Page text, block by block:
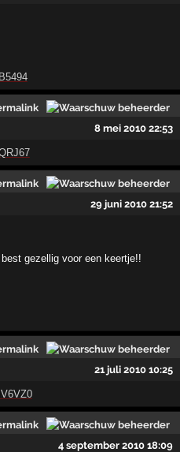
8 mei 2010 22:53
29 juni 2010 21:52
gezellig voor een keertje!!
21 juli 2010 10:25
4 september 2010 18:09